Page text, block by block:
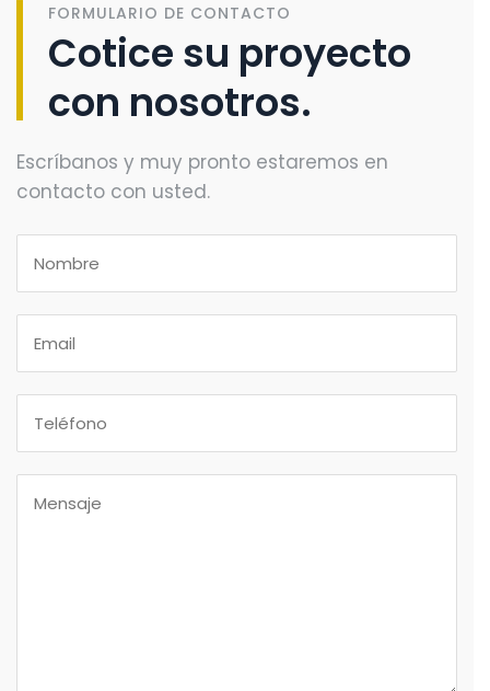
FORMULARIO DE CONTACTO
Cotice su proyecto
con nosotros.
Escríbanos y muy pronto estaremos en
contacto con usted.